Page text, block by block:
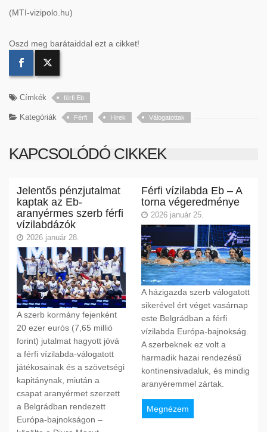
(MTI-vizipolo.hu)
Oszd meg barátaiddal ezt a cikket!
Címkék férfi Eb
Kategóriák Férfi Hirek Válogatottak
KAPCSOLÓDÓ CIKKEK
Jelentős pénzjutalmat
kaptak az Eb-
aranyérmes szerb férfi
vízilabdázók
2026 január 28.
A szerb kormány fejenként
20 ezer eurós (7,65 millió
forint) jutalmat hagyott jóvá
a férfi vízilabda-válogatott
játékosainak és a szövetségi
kapitánynak, miután a
csapat aranyérmet szerzett
a Belgrádban rendezett
Európa-bajnokságon –
Férfi vízilabda Eb – A
torna végeredménye
2026 január 25.
A házigazda szerb válogatott
sikerével ért véget vasárnap
este Belgrádban a férfi
vízilabda Európa-bajnokság.
A szerbeknek ez volt a
harmadik hazai rendezésű
kontinensivadaluk, és mindig
aranyéremmel zártak.
Megnézem